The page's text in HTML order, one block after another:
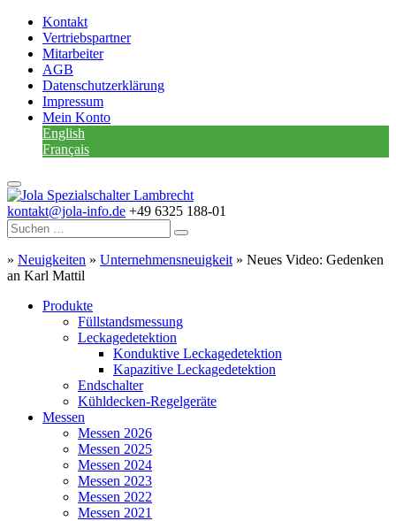
Kontakt
Vertriebspartner
Mitarbeiter
AGB
Datenschutzerklärung
Impressum
Mein Konto
English
Français
kontakt@jola-info.de +49 6325 188-01
» Neuigkeiten » Unternehmensneuigkeit » Neues Video: Gedenken
an Karl Mattil
Produkte
Füllstandsmessung
Leckagedetektion
Konduktive Leckagedetektion
Kapazitive Leckagedetektion
Endschalter
Kühldecken-Regelgeräte
Messen
Messen 2026
Messen 2025
Messen 2024
Messen 2023
Messen 2022
Messen 2021